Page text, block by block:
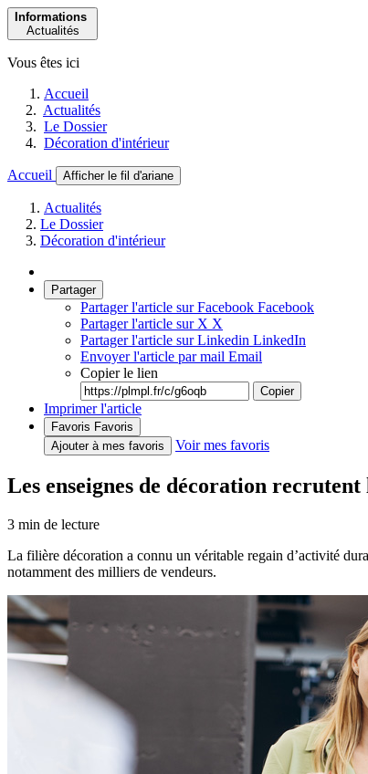
Informations
Actualités
Vous êtes ici
Accueil
Actualités
Le Dossier
Décoration d'intérieur
Accueil Afficher le fil d'ariane
Actualités
Le Dossier
Décoration d'intérieur
Partager
Partager l'article sur Facebook Facebook
Partager l'article sur X X
Partager l'article sur Linkedin LinkedIn
Envoyer l'article par mail Email
Copier le lien
Copier
Imprimer l'article
Favoris Favoris
Ajouter à mes favoris
Voir mes favoris
Les enseignes de décoration
3 min de lecture
La filière décoration a connu un véritable regain d’activité
notamment des milliers de vendeurs.